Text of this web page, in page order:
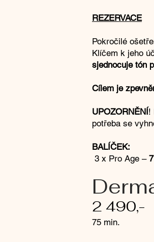
REZERVACE
Pokročilé
Klíčem k jeho
sjednocuje tón
Cílem je
UPOZORNĚNÍ!
potřeba se
BALÍČEK:
3 x Pro Age –
2 490,-
​75 min.